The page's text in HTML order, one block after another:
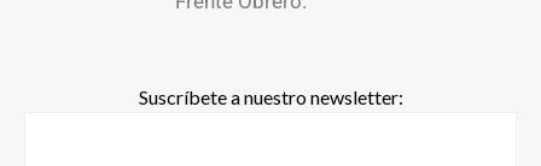
Suscríbete a nuestro newsletter: